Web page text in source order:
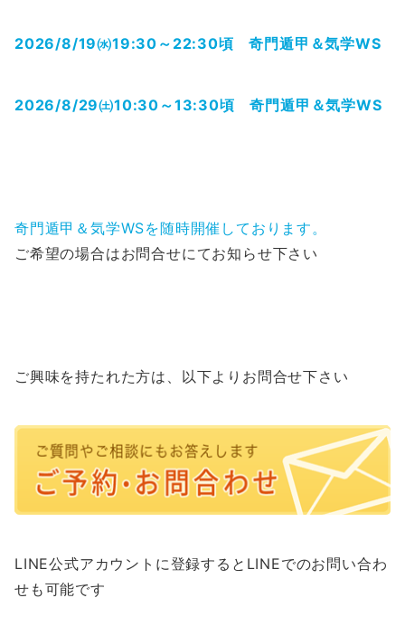
2026/8/19㈬19:30～22:30頃 奇門遁甲＆気学WS
2026/8/29㈯10:30～13:30頃 奇門遁甲＆気学WS
奇門遁甲＆気学WSを随時開催しております。
ご希望の場合はお問合せにてお知らせ下さい
ご興味を持たれた方は、以下よりお問合せ下さい
LINE公式アカウントに登録するとLINEでのお問い合わ
せも可能です